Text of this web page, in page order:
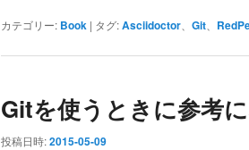
カテゴリー: Book | タグ:Asciidoctor Git
Gitを使うときに参考
投稿日時:2015-05-09